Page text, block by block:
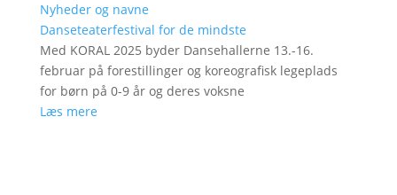
Nyheder og navne
Danseteaterfestival for de mindste
Med KORAL 2025 byder Dansehallerne 13.-16.
februar på forestillinger og koreografisk legeplads
for børn på 0-9 år og deres voksne
Læs mere